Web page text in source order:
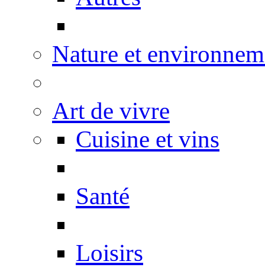
Nature et
Art de vivre
Cuisine et vins
Santé
Loisirs